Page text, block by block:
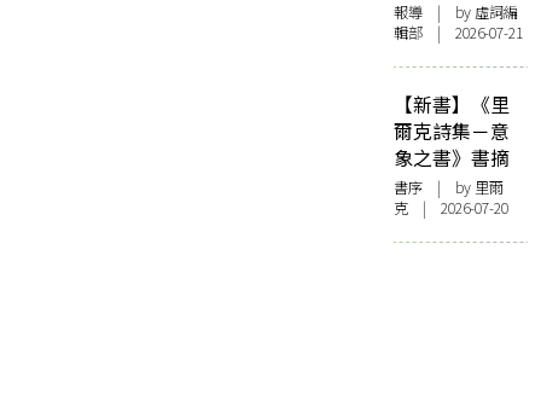
報導 | by 虛詞編
輯部 | 2026-07-21
【新書】《里
爾克詩集－意
象之書》書摘
書序 | by 里爾
克 | 2026-07-20